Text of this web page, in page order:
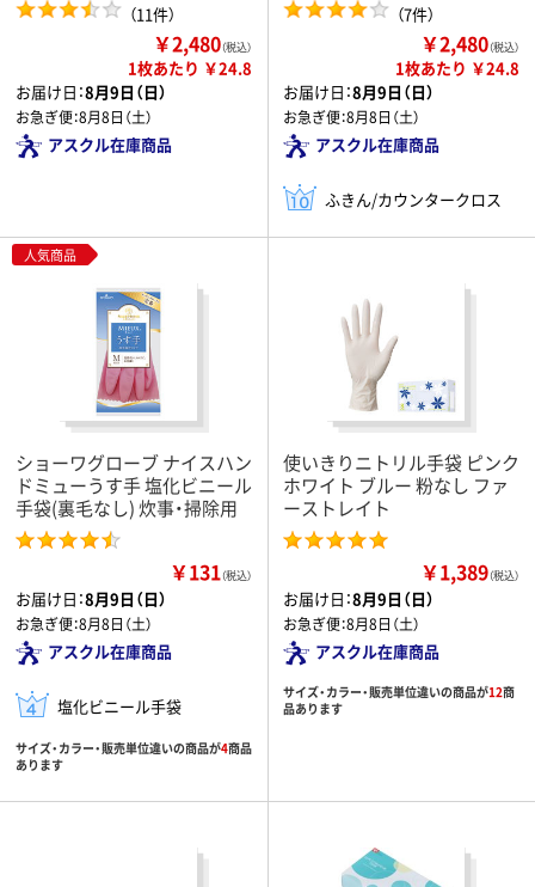
（11件）
￥2,480（税込）
1枚あたり ￥24.8
お届け日：8月9日（日）
お急ぎ便：8月8日（土）
アスクル在庫商品
（7件）
￥2,480（税込）
1枚あたり ￥24.8
お届け日：8月9日（日）
お急ぎ便：8月8日（土）
アスクル在庫商品
ふきん/カウンタークロス
人気商品
ショーワグローブ ナイスハン
ドミューうす手 塩化ビニール
手袋(裏毛なし) 炊事・掃除用
￥131（税込）
お届け日：8月9日（日）
お急ぎ便：8月8日（土）
アスクル在庫商品
塩化ビニール手袋
サイズ・カラー・販売単位違いの商品が4商品
あります
使いきりニトリル手袋 ピンク
ホワイト ブルー 粉なし ファ
ーストレイト
￥1,389（税込）
お届け日：8月9日（日）
お急ぎ便：8月8日（土）
アスクル在庫商品
サイズ・カラー・販売単位違いの商品が12商
品あります